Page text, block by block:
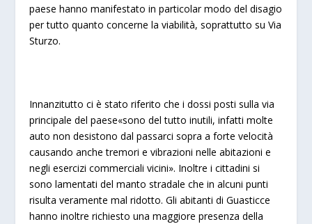
paese hanno manifestato in particolar modo del disagio
per tutto quanto concerne la viabilità, soprattutto su Via
Sturzo.
Innanzitutto ci è stato riferito che i dossi posti sulla via
principale del paese«sono del tutto inutili, infatti molte
auto non desistono dal passarci sopra a forte velocità
causando anche tremori e vibrazioni nelle abitazioni e
negli esercizi commerciali vicini». Inoltre i cittadini si
sono lamentati del manto stradale che in alcuni punti
risulta veramente mal ridotto. Gli abitanti di Guasticce
hanno inoltre richiesto una maggiore presenza della